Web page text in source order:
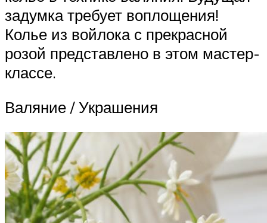
задумка требует воплощения!
Колье из войлока с прекрасной
розой представлено в этом мастер-
классе.
Валяние / Украшения